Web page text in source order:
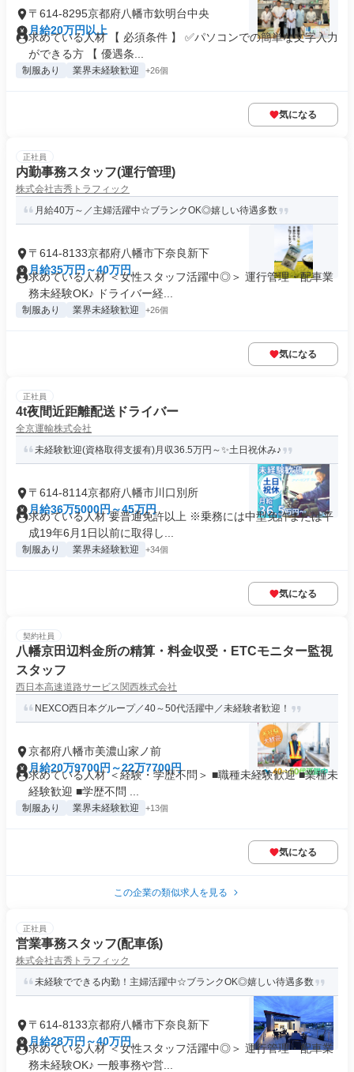
〒614-8295京都府八幡市欽明台中央
月給20万円以上
求めている人材 【 必須条件 】 ✅パソコンでの簡単な文字入力
ができる方 【 優遇条...
制服あり 業界未経験歓迎 +26個
気になる
正社員
内勤事務スタッフ(運行管理)
株式会社吉秀トラフィック
月給40万～／主婦活躍中☆ブランクOK◎嬉しい待遇多数
〒614-8133京都府八幡市下奈良新下
月給35万円～40万円
求めている人材 ＜女性スタッフ活躍中◎＞ 運行管理・配車業
務未経験OK♪ ドライバー経...
制服あり 業界未経験歓迎 +26個
気になる
正社員
4t夜間近距離配送ドライバー
全京運輸株式会社
未経験歓迎(資格取得支援有)月収36.5万円～✨土日祝休み♪
〒614-8114京都府八幡市川口別所
月給36万5000円～45万円
求めている人材 要普通免許以上 ※乗務には中型免許または平
成19年6月1日以前に取得し...
制服あり 業界未経験歓迎 +34個
気になる
契約社員
八幡京田辺料金所の精算・料金収受・ETCモニター監視
スタッフ
西日本高速道路サービス関西株式会社
NEXCO西日本グループ／40～50代活躍中／未経験者歓迎！
京都府八幡市美濃山家ノ前
月給20万9700円～22万7700円
求めている人材 ＜経験・学歴不問＞ ■職種未経験歓迎 ■業種未
経験歓迎 ■学歴不問 ...
制服あり 業界未経験歓迎 +13個
気になる
この企業の類似求人を見る
正社員
営業事務スタッフ(配車係)
株式会社吉秀トラフィック
未経験でできる内勤！主婦活躍中☆ブランクOK◎嬉しい待遇多数
〒614-8133京都府八幡市下奈良新下
月給28万円～40万円
求めている人材 ＜女性スタッフ活躍中◎＞ 運行管理・配車業
務未経験OK♪ 一般事務や営...